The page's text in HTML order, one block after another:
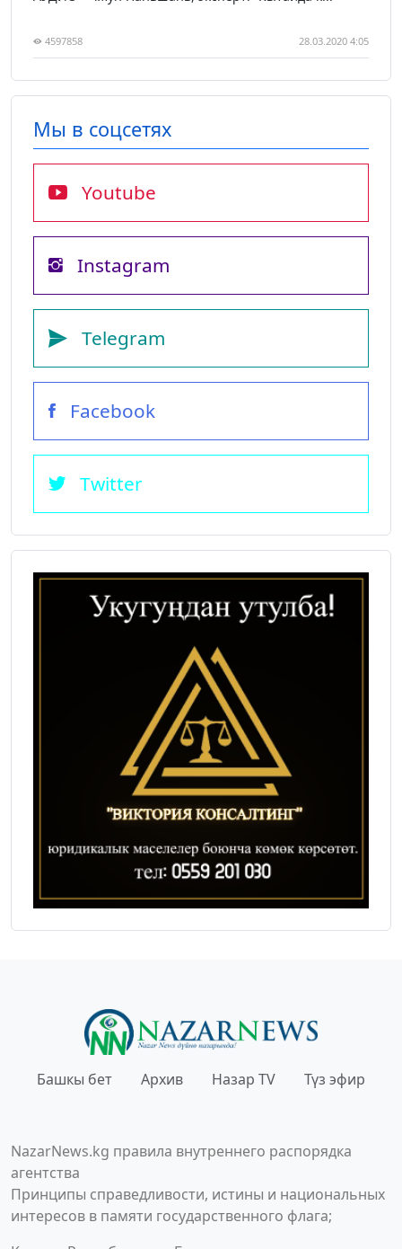
4597858 28.03.2020 4:05
Мы в соцсетях
Youtube
Instagram
Telegram
Facebook
Twitter
Башкы бет Архив Назар TV Түз эфир
NazarNews.kg правила внутреннего распорядка
агентства
Принципы справедливости, истины и национальных
интересов в памяти государственного флага;